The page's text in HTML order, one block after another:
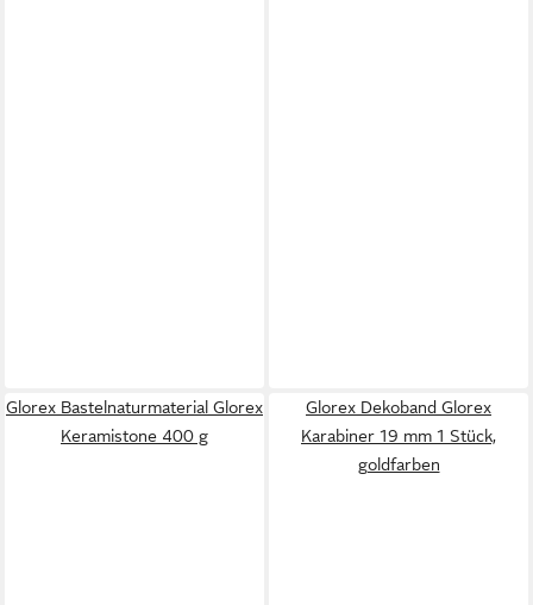
Glorex Bastelnaturmaterial Glorex
Keramistone 400 g
Glorex Dekoband Glorex
Karabiner 19 mm 1 Stück,
goldfarben